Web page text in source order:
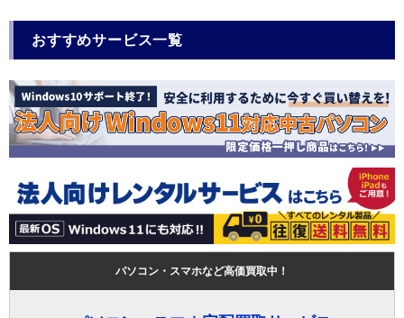
おすすめサービス一覧
パソコン・スマホなど高価買取中！